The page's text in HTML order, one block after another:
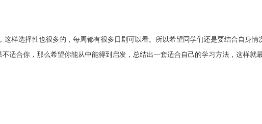
选择性也很多的，每周都有很多日剧可以看。所以希望同学们还是要结合自身情
适合你，那么希望你能从中能得到启发，总结出一套适合自己的学习方法，这样就